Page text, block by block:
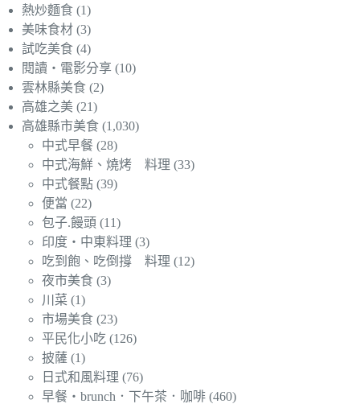
熱炒麵食 (1)
美味食材 (3)
試吃美食 (4)
閱讀‧電影分享 (10)
雲林縣美食 (2)
高雄之美 (21)
高雄縣市美食 (1,030)
中式早餐 (28)
中式海鮮、燒烤 料理 (33)
中式餐點 (39)
便當 (22)
包子.饅頭 (11)
印度‧中東料理 (3)
吃到飽、吃倒撐 料理 (12)
夜市美食 (3)
川菜 (1)
市場美食 (23)
平民化小吃 (126)
披薩 (1)
日式和風料理 (76)
早餐‧brunch．下午茶．咖啡 (460)